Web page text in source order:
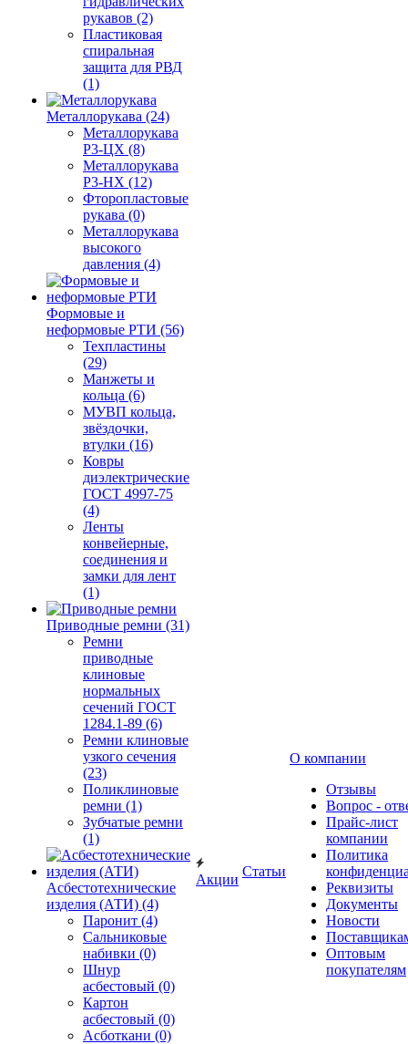
рукавов (2)
Пластиковая
спиральная
защита для РВД
(1)
Металлорукава (24)
Металлорукава
Р3-ЦХ (8)
Металлорукава
Р3-НХ (12)
Фторопластовые
рукава (0)
Металлорукава
высокого
давления (4)
Формовые и
неформовые РТИ (56)
Техпластины
(29)
Манжеты и
кольца (6)
МУВП кольца,
звёздочки,
втулки (16)
Ковры
диэлектрические
ГОСТ 4997-75
(4)
Ленты
конвейерные,
соединения и
замки для лент
(1)
Приводные ремни (31)
Ремни
приводные
клиновые
нормальных
сечений ГОСТ
1284.1-89 (6)
Ремни клиновые
узкого сечения
(23)
Поликлиновые
ремни (1)
Зубчатые ремни
(1)
Асбестотехнические
изделия (АТИ) (4)
Паронит (4)
Сальниковые
набивки (0)
Шнур
асбестовый (0)
Картон
асбестовый (0)
Асботкани (0)
Акции
Статьи
О компании
Отзывы
Вопрос -
Прайс-лист
компании
Политика
Реквизиты
Документы
Новости
Оптовым
покупателям